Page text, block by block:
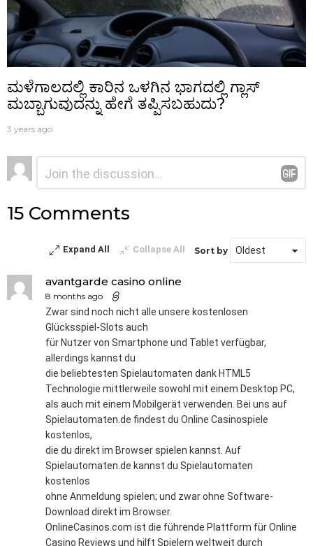
ಮಳೆಗಾಲದಲ್ಲಿ ಕಾರಿನ ಒಳಗಿನ ಭಾಗದಲ್ಲಿ ಗ್ಲಾಸ್‌
ಮಬ್ಬಾಗುವುದನ್ನು ಹೇಗೆ ತಪ್ಪಿಸಬಹುದು?
3 years ago
ನಿಮ್ಮದೊಂದು
ಉತ್ತರ
ಟಿಪ್ಪಣಿ
15 Comments
Expand All Collapse All Sort by
avantgarde casino online
8 months ago
Zwar sind noch nicht alle unsere kostenlosen
Glücksspiel-Slots auch
für Nutzer von Smartphone und Tablet verfügbar,
allerdings kannst du
die beliebtesten Spielautomaten dank HTML5
Technologie mittlerweile sowohl mit einem Desktop PC,
als auch mit einem Mobilgerät verwenden. Bei uns auf
Spielautomaten.de findest du Online Casinospiele
kostenlos,
die du direkt im Browser spielen kannst. Auf
Spielautomaten.de kannst du Spielautomaten
kostenlos
ohne Anmeldung spielen; und zwar ohne Software-
Download direkt im Browser.
OnlineCasinos.com ist die führende Plattform für Online
Casino Reviews und hilft Spielern weltweit durch